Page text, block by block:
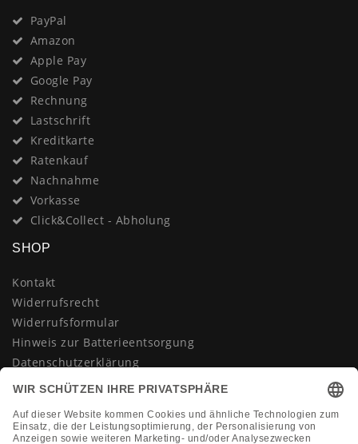
PayPal
Amazon
Apple Pay
Google Pay
Rechnung
Lastschrift
Kreditkarte
Ratenkauf
Nachnahme
Vorkasse
Click&Collect - Abholung
SHOP
Kontakt
Widerrufsrecht
Widerrufsformular
Hinweis zur Batterieentsorgung
Datenschutzerklärung
AGB
Vertrag widerrufen